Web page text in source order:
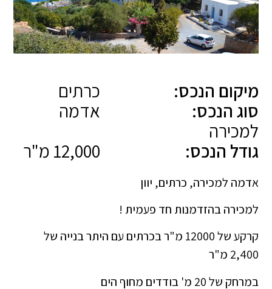
מיקום הנכס:
כרתים
סוג הנכס:
אדמה
למכירה
גודל הנכס:
אדמה למכירה, כרתים, יוון
למכירה בהזדמנות חד פעמית !
קרקע של 12000 מ"ר בכרתים עם היתר בנייה של
2,400 מ"ר
במרחק של 20 מ' בודדים מחוף הים